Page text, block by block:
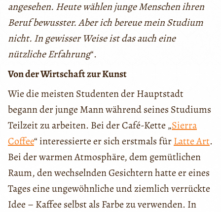
angesehen. Heute wählen junge Menschen ihren
Beruf bewusster. Aber ich bereue mein Studium
nicht. In gewisser Weise ist das auch eine
nützliche Erfahrung“.
Von der Wirtschaft zur Kunst
Wie die meisten Studenten der Hauptstadt
begann der junge Mann während seines Studiums
Teilzeit zu arbeiten. Bei der Café-Kette „Sierra
Coffee“ interessierte er sich erstmals fürLatte Art.
Bei der warmen Atmosphäre, dem gemütlichen
Raum, den wechselnden Gesichtern hatte er eines
Tages eine ungewöhnliche und ziemlich verrückte
Idee – Kaffee selbst als Farbe zu verwenden. In